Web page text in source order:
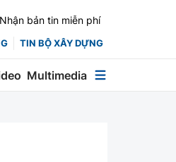
Nhận bản tin miễn phí
TIN BỘ XÂY DỰNG
Multimedia